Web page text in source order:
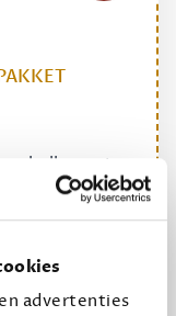
advertenties
challenge te